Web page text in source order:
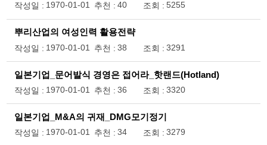
작성일 : 1970-01-01 추천 : 40 조회 : 5255
뿌리산업의 여성인력 활용전략
작성일 : 1970-01-01 추천 : 38 조회 : 3291
일본기업_문어발식 경영은 접어라_핫랜드(Hotland)
작성일 : 1970-01-01 추천 : 36 조회 : 3320
일본기업_M&A의 귀재_DMG모기정기
작성일 : 1970-01-01 추천 : 34 조회 : 3279